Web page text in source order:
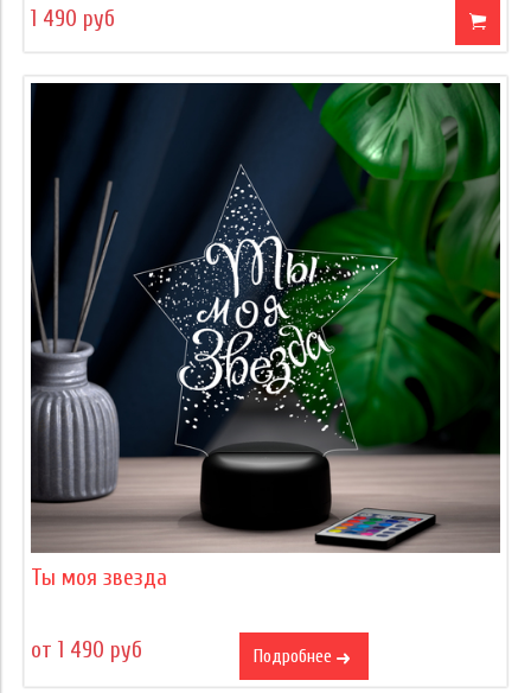
1 490 руб
Ты моя звезда
от 1 490 руб Подробнее